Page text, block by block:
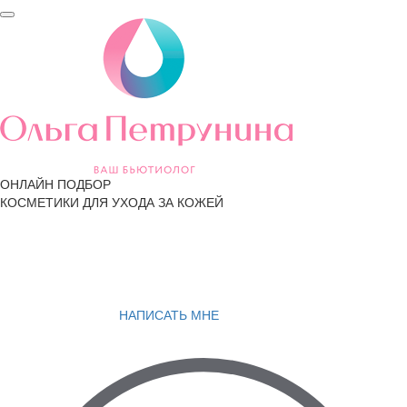
ОНЛАЙН ПОДБОР
КОСМЕТИКИ ДЛЯ УХОДА ЗА КОЖЕЙ
НАПИСАТЬ МНЕ